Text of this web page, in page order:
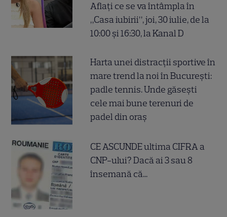
Aflați ce se va întâmpla în
„Casa iubirii”, joi, 30 iulie, de la
10:00 și 16:30, la Kanal D
Harta unei distracții sportive în
mare trend la noi în București:
padle tennis. Unde găsești
cele mai bune terenuri de
padel din oraș
CE ASCUNDE ultima CIFRA a
CNP-ului? Dacă ai 3 sau 8
însemană că...